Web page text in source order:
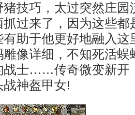
技巧，太过突然庄园
过来了，因为这些都
助于他更好地融入这
像详细，不知死活蜈
战士……传奇微变新开
神盔甲女!